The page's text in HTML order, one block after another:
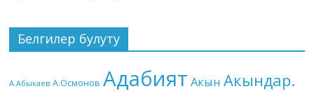
Белгилер булуту
А.Абыкаев А.Осмонов Адабият Акын Акындар.